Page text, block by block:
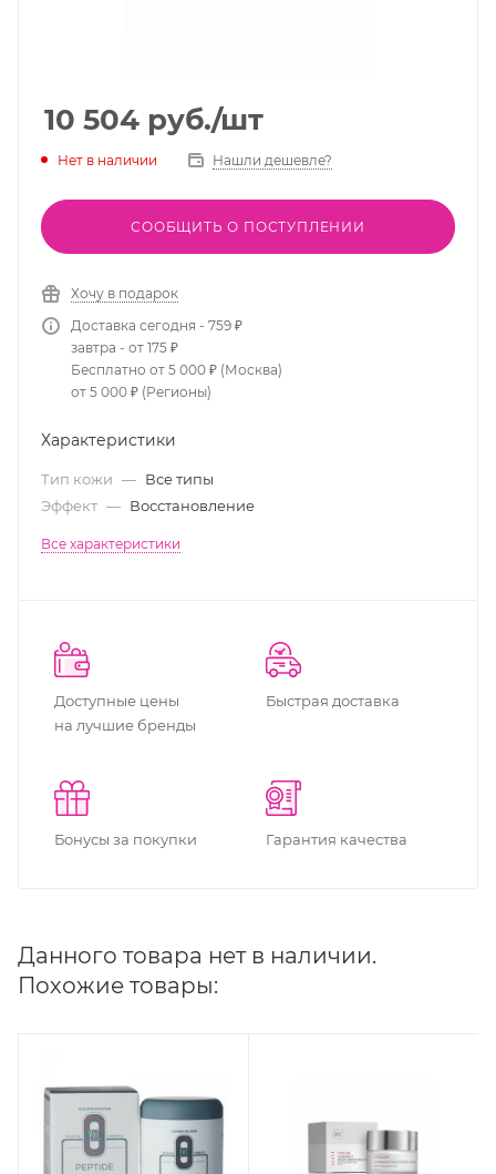
10 504 руб./шт
Нет в наличии Нашли дешевле?
СООБЩИТЬ О ПОСТУПЛЕНИИ
Хочу в подарок
Доставка сегодня - 759 ₽
завтра - от 175 ₽
Бесплатно от 5 000 ₽ (Москва)
от 5 000 ₽ (Регионы)
Характеристики
Тип кожи — Все типы
Эффект — Восстановление
Все характеристики
Доступные цены
на лучшие бренды
Быстрая доставка
Бонусы за покупки Гарантия качества
Данного товара нет в наличии.
Похожие товары: